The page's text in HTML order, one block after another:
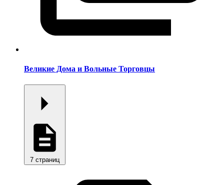
Великие Дома и Вольные Торговцы
7 страниц